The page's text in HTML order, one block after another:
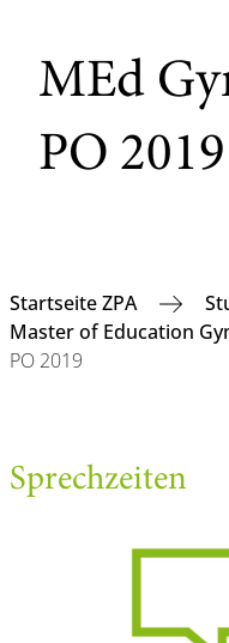
MEd
PO 2019
Startseite ZPA
Master of Education
PO 2019
Sprechzeiten